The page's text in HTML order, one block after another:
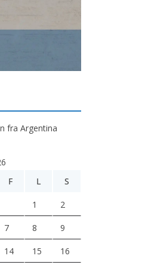
fra Argentina
F L S
1 2
7 8 9
14 15 16